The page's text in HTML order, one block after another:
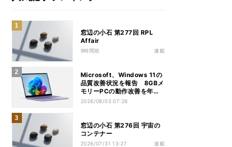
窓辺の小石 第277回 RPL
Affair
9時間前 連載
Microsoft、Windows 11の
品質改善状況を報告 8GBメ
モリーPCの動作改善を年内
推進
2026/08/03 07:26
窓辺の小石 第276回 宇宙の
コンテナー
2026/07/31 13:27 連載